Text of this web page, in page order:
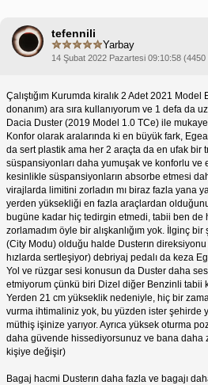
tefennili
Yarbay
14 Şubat 2022 Pazartesi 09:10:58 (4450
Çalıştığım Kurumda kiralık 2 Adet 2021
donanım) ara sıra kullanıyorum ve 1 defa da
Dacia Duster (2019 Model 1.0 TCe) ile
Konfor olarak aralarında ki en büyük fark,
da sert plastik ama her 2 araçta da en ufak bir
süspansiyonları daha yumuşak ve konforlu ve
kesinlikle süspansiyonların absorbe etmesi
virajlarda limitini zorladın mı biraz fazla yana
yerden yüksekliği en fazla araçlardan
bugüne kadar hiç tedirgin etmedi, tabii ben de
zorlamadım öyle bir alışkanlığım yok. İlginç
(City Modu) olduğu halde Dusterın
hızlarda sertleşiyor) debriyaj pedalı da keza
Yol ve rüzgar sesi konusun da Duster daha
etmiyorum çünkü biri Dizel diğer Benzinli tabii
Yerden 21 cm yükseklik nedeniyle, hiç bir
vurma ihtimaliniz yok, bu yüzden ister şehirde
müthiş işinize yarıyor. Ayrıca yüksek oturma
daha güvende hissediyorsunuz ve bana daha
kişiye değişir)
Bagaj hacmi Dusterın daha fazla ve bagajı